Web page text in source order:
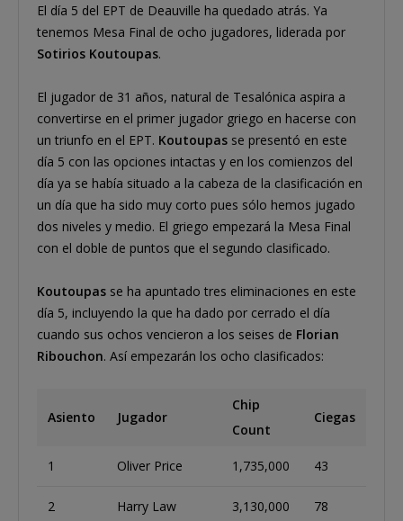
El día 5 del EPT de Deauville ha quedado atrás. Ya
tenemos Mesa Final de ocho jugadores, liderada por
Sotirios Koutoupas.
El jugador de 31 años, natural de Tesalónica aspira a
convertirse en el primer jugador griego en hacerse con
un triunfo en el EPT. Koutoupas se presentó en este
día 5 con las opciones intactas y en los comienzos del
día ya se había situado a la cabeza de la clasificación en
un día que ha sido muy corto pues sólo hemos jugado
dos niveles y medio. El griego empezará la Mesa Final
con el doble de puntos que el segundo clasificado.
Koutoupas se ha apuntado tres eliminaciones en este
día 5, incluyendo la que ha dado por cerrado el día
cuando sus ochos vencieron a los seises de Florian
Ribouchon. Así empezarán los ocho clasificados:
Asiento Jugador
Chip
Count
Ciegas
1 Oliver Price 1,735,000 43
2 Harry Law 3,130,000 78